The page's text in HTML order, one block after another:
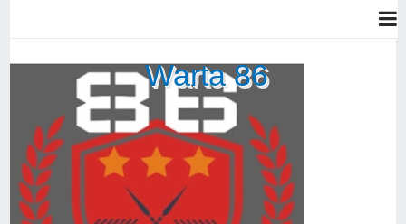
Warta 86